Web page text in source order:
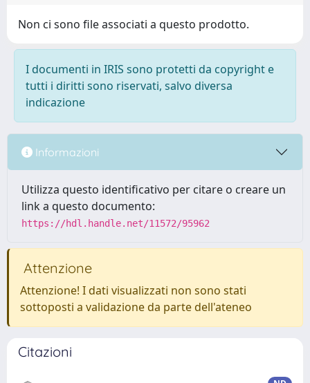
Non ci sono file associati a questo prodotto.
I documenti in IRIS sono protetti da copyright e
tutti i diritti sono riservati, salvo diversa
indicazione
Informazioni
Utilizza questo identificativo per citare o creare un
link a questo documento:
https://hdl.handle.net/11572/95962
Attenzione
Attenzione! I dati visualizzati non sono stati
sottoposti a validazione da parte dell'ateneo
Citazioni